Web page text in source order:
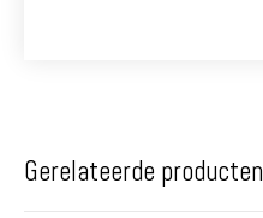
Gerelateerde producten